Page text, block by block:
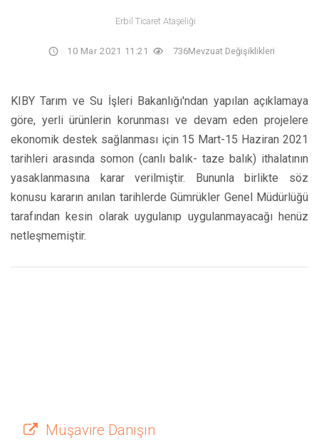
Erbil Ticaret Ataşeliği
10 Mar 2021 11:21 736Mevzuat Değişiklikleri
KIBY Tarım ve Su İşleri Bakanlığı'ndan yapılan açıklamaya
göre, yerli ürünlerin korunması ve devam eden projelere
ekonomik destek sağlanması için 15 Mart-15 Haziran 2021
tarihleri arasında somon (canlı balık- taze balık) ithalatının
yasaklanmasına karar verilmiştir. Bununla birlikte söz
konusu kararın anılan tarihlerde Gümrükler Genel Müdürlüğü
tarafından kesin olarak uygulanıp uygulanmayacağı henüz
netleşmemiştir.
Müşavire Danışın